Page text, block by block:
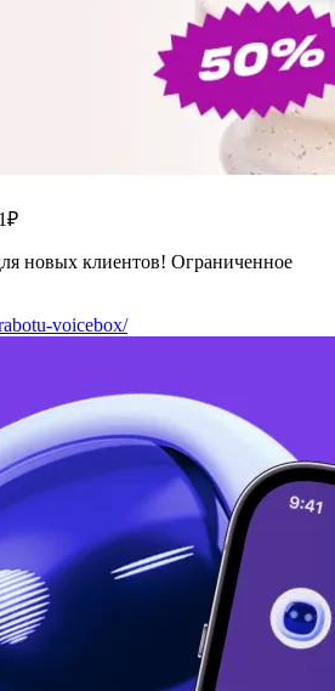
новых клиентов! Ограниченное
voicebox/